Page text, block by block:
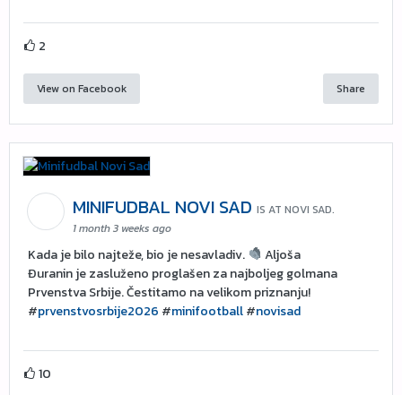
2
View on Facebook Share
MINIFUDBAL NOVI SAD IS AT NOVI SAD.
1 month 3 weeks ago
Kada je bilo najteže, bio je nesavladiv.
Aljoša
Đuranin je zasluženo proglašen za najboljeg golmana
Prvenstva Srbije. Čestitamo na velikom priznanju!
#prvenstvosrbije2026 #minifootball#novisad
10